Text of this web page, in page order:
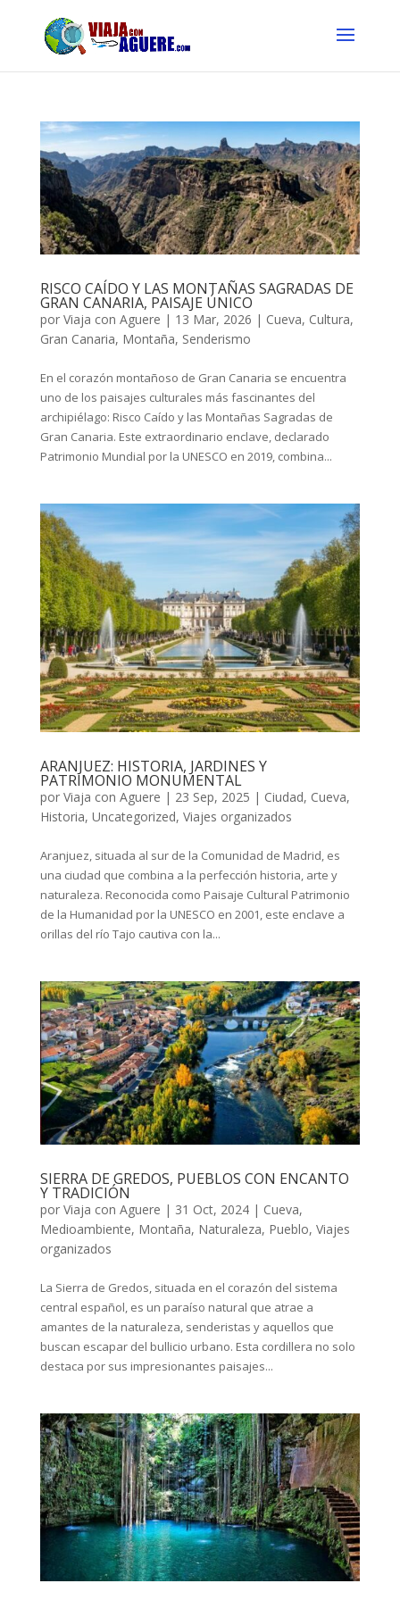
RISCO CAÍDO Y LAS MONTAÑAS SAGRADAS DE
GRAN CANARIA, PAISAJE ÚNICO
por Viaja con Aguere | 13 Mar, 2026 | Cueva, Cultura,
Gran Canaria, Montaña, Senderismo
En el corazón montañoso de Gran Canaria se encuentra
uno de los paisajes culturales más fascinantes del
archipiélago: Risco Caído y las Montañas Sagradas de
Gran Canaria. Este extraordinario enclave, declarado
Patrimonio Mundial por la UNESCO en 2019, combina...
ARANJUEZ: HISTORIA, JARDINES Y
PATRIMONIO MONUMENTAL
por Viaja con Aguere | 23 Sep, 2025 | Ciudad, Cueva,
Historia, Uncategorized, Viajes organizados
Aranjuez, situada al sur de la Comunidad de Madrid, es
una ciudad que combina a la perfección historia, arte y
naturaleza. Reconocida como Paisaje Cultural Patrimonio
de la Humanidad por la UNESCO en 2001, este enclave a
orillas del río Tajo cautiva con la...
SIERRA DE GREDOS, PUEBLOS CON ENCANTO
Y TRADICIÓN
por Viaja con Aguere | 31 Oct, 2024| Cueva,
Medioambiente, Montaña, Naturaleza, Pueblo, Viajes
organizados
La Sierra de Gredos, situada en el corazón del sistema
central español, es un paraíso natural que atrae a
amantes de la naturaleza, senderistas y aquellos que
buscan escapar del bullicio urbano. Esta cordillera no solo
destaca por sus impresionantes paisajes...